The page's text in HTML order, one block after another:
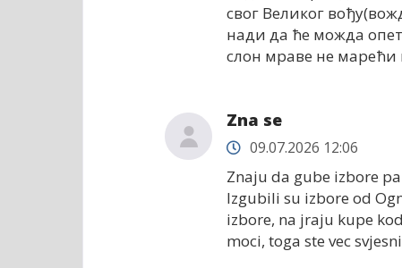
свог Великог
нади да ће можда опет
слон мраве не марећи
Zna se
09.07.2026 12:06
Znaju da gube izbore
Izgubili su izbore od
izbore, na jraju kupe
moci, toga ste vec